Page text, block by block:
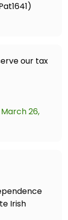
our tax
March 26,
Irish